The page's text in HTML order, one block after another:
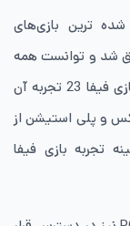
ترین بازی‌های
شد و توانست همه
چیز را به نفع خود تغییر دهد. پیش‌‌نیاز خرید بازی فیفا 23 تجربه آن
و پلی ‌استیشن از
تجربه بازی فیفا